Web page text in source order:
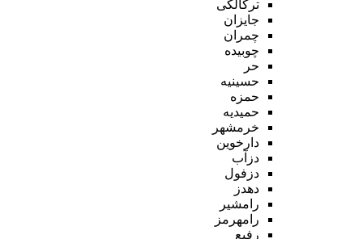
ترکالکی
جایزان
چمران
چوبیده
حر
حسینیه
حمزه
حمیدیه
خرمشهر
دارخوین
دزآب
دزفول
دهدز
رامشیر
رامهرمز
رفیع